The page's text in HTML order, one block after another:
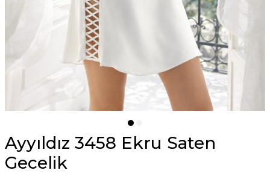
Ayyıldız 3458 Ekru Saten
Gecelik